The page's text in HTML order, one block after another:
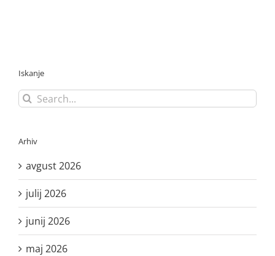
Iskanje
Search
for:
Arhiv
avgust 2026
julij 2026
junij 2026
maj 2026